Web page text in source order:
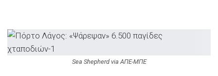
Sea Shepherd via ΑΠΕ-ΜΠΕ